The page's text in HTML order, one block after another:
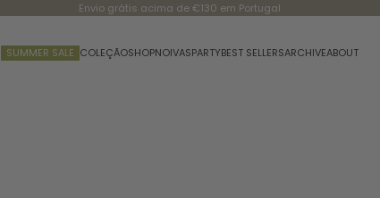
Envio grátis acima de €130 em Portugal
SUMMER SALE COLEÇÃOSHOPNOIVASPARTYBEST SELLERSARCHIVEABOUT